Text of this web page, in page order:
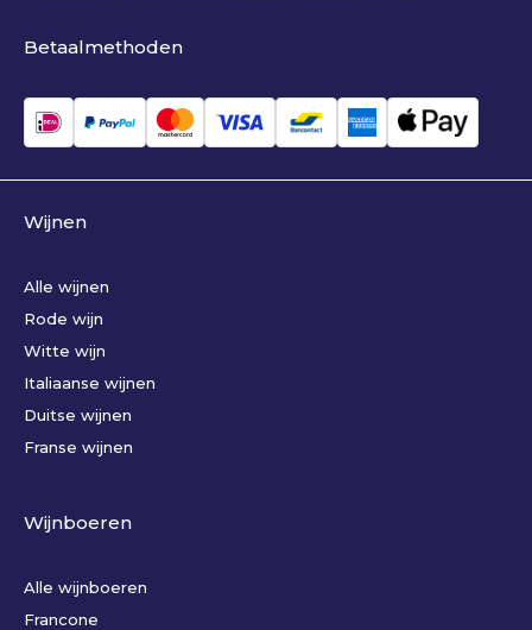
Betaalmethoden
Wijnen
Alle wijnen
Rode wijn
Witte wijn
Italiaanse wijnen
Duitse wijnen
Franse wijnen
Wijnboeren
Alle wijnboeren
Francone